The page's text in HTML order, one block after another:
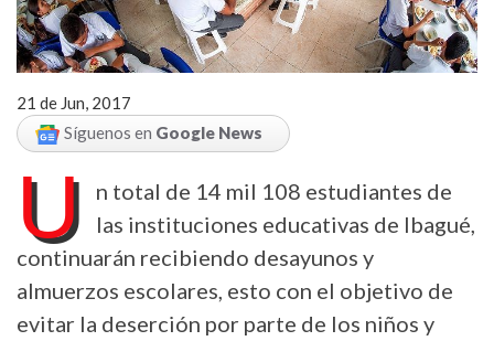
21 de Jun, 2017
Síguenos en Google News
U
n total de 14 mil 108 estudiantes de
las instituciones educativas de Ibagué,
continuarán recibiendo desayunos y
almuerzos escolares, esto con el objetivo de
evitar la deserción por parte de los niños y